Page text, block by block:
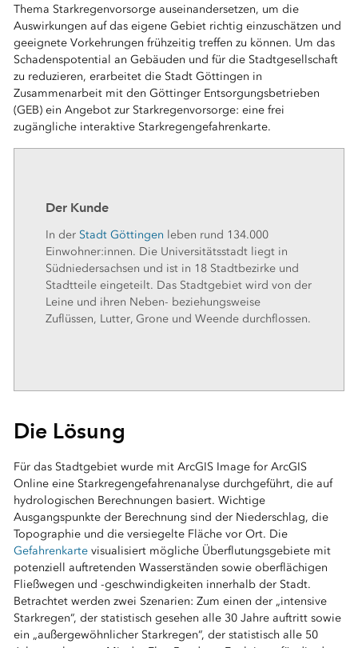
Thema Starkregenvorsorge auseinandersetzen, um die
Auswirkungen auf das eigene Gebiet richtig einzuschätzen und
geeignete Vorkehrungen frühzeitig treffen zu können. Um das
Schadenspotential an Gebäuden und für die Stadtgesellschaft
zu reduzieren, erarbeitet die Stadt Göttingen in
Zusammenarbeit mit den Göttinger Entsorgungsbetrieben
(GEB) ein Angebot zur Starkregenvorsorge: eine frei
zugängliche interaktive Starkregengefahrenkarte.
Der Kunde
In der Stadt Göttingen leben rund 134.000
Einwohner:innen. Die Universitätsstadt liegt in
Südniedersachsen und ist in 18 Stadtbezirke und
Stadtteile eingeteilt. Das Stadtgebiet wird von der
Leine und ihren Neben- beziehungsweise
Zuflüssen, Lutter, Grone und Weende durchflossen.
Die Lösung
Für das Stadtgebiet wurde mit ArcGIS Image for ArcGIS
Online eine Starkregengefahrenanalyse durchgeführt, die auf
hydrologischen Berechnungen basiert. Wichtige
Ausgangspunkte der Berechnung sind der Niederschlag, die
Topographie und die versiegelte Fläche vor Ort. Die
Gefahrenkartevisualisiert mögliche Überflutungsgebiete mit
potenziell auftretenden Wasserständen sowie oberflächigen
Fließwegen und -geschwindigkeiten innerhalb der Stadt.
Betrachtet werden zwei Szenarien: Zum einen der „intensive
Starkregen“, der statistisch gesehen alle 30 Jahre auftritt sowie
ein „außergewöhnlicher Starkregen“, der statistisch alle 50